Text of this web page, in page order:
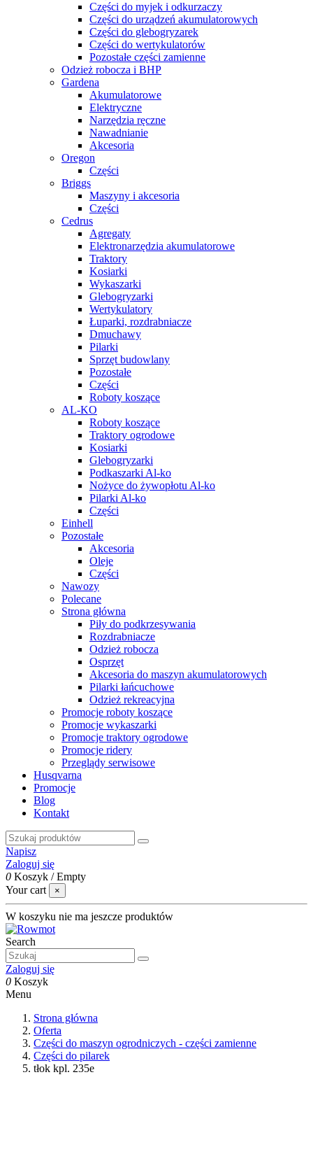
Części do myjek i odkurzaczy
Części do urządzeń akumulatorowych
Części do glebogryzarek
Części do wertykulatorów
Pozostałe części zamienne
Odzież robocza i BHP
Gardena
Akumulatorowe
Elektryczne
Narzędzia ręczne
Nawadnianie
Akcesoria
Oregon
Części
Briggs
Maszyny i akcesoria
Części
Cedrus
Agregaty
Elektronarzędzia akumulatorowe
Traktory
Kosiarki
Wykaszarki
Glebogryzarki
Wertykulatory
Łuparki, rozdrabniacze
Dmuchawy
Pilarki
Sprzęt budowlany
Pozostałe
Części
Roboty koszące
AL-KO
Roboty koszące
Traktory ogrodowe
Kosiarki
Glebogryzarki
Podkaszarki Al-ko
Nożyce do żywopłotu Al-ko
Pilarki Al-ko
Części
Einhell
Pozostałe
Akcesoria
Oleje
Części
Nawozy
Polecane
Strona główna
Piły do podkrzesywania
Rozdrabniacze
Odzież robocza
Osprzęt
Akcesoria do maszyn akumulatorowych
Pilarki łańcuchowe
Odzież rekreacyjna
Promocje roboty koszące
Promocje wykaszarki
Promocje traktory ogrodowe
Promocje ridery
Przeglądy serwisowe
Husqvarna
Promocje
Blog
Kontakt
Napisz
Zaloguj się
0 Koszyk /Empty
Your cart
×
W koszyku nie ma jeszcze produktów
Search
Zaloguj się
0 Koszyk
Menu
Strona główna
Oferta
Części do maszyn ogrodniczych - części zamienne
Części do pilarek
tłok kpl. 235e